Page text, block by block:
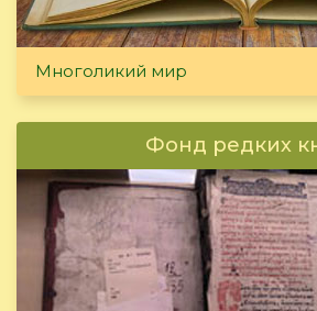
Многоликий мир
Фонд редких